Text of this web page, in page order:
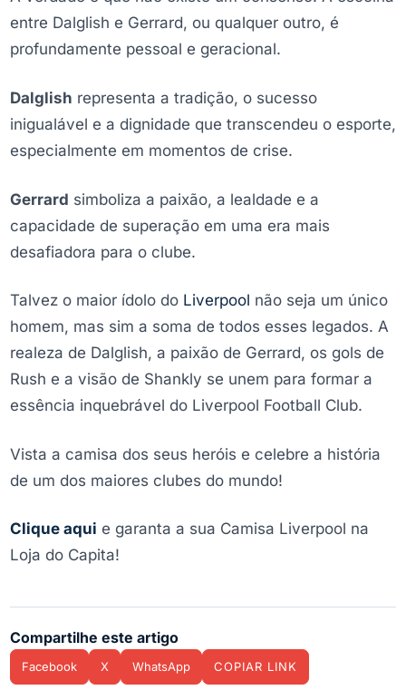
entre Dalglish e Gerrard, ou qualquer outro, é
profundamente pessoal e geracional.
Dalglish representa a tradição, o sucesso
inigualável e a dignidade que transcendeu o esporte,
especialmente em momentos de crise.
Gerrard simboliza a paixão, a lealdade e a
capacidade de superação em uma era mais
desafiadora para o clube.
Talvez o maior ídolo do Liverpool não seja um único
homem, mas sim a soma de todos esses legados. A
realeza de Dalglish, a paixão de Gerrard, os gols de
Rush e a visão de Shankly se unem para formar a
essência inquebrável do Liverpool Football Club.
Vista a camisa dos seus heróis e celebre a história
de um dos maiores clubes do mundo!
Clique aqui e garanta a sua Camisa Liverpool na
Loja do Capita!
Compartilhe este artigo
Facebook X WhatsApp COPIAR LINK